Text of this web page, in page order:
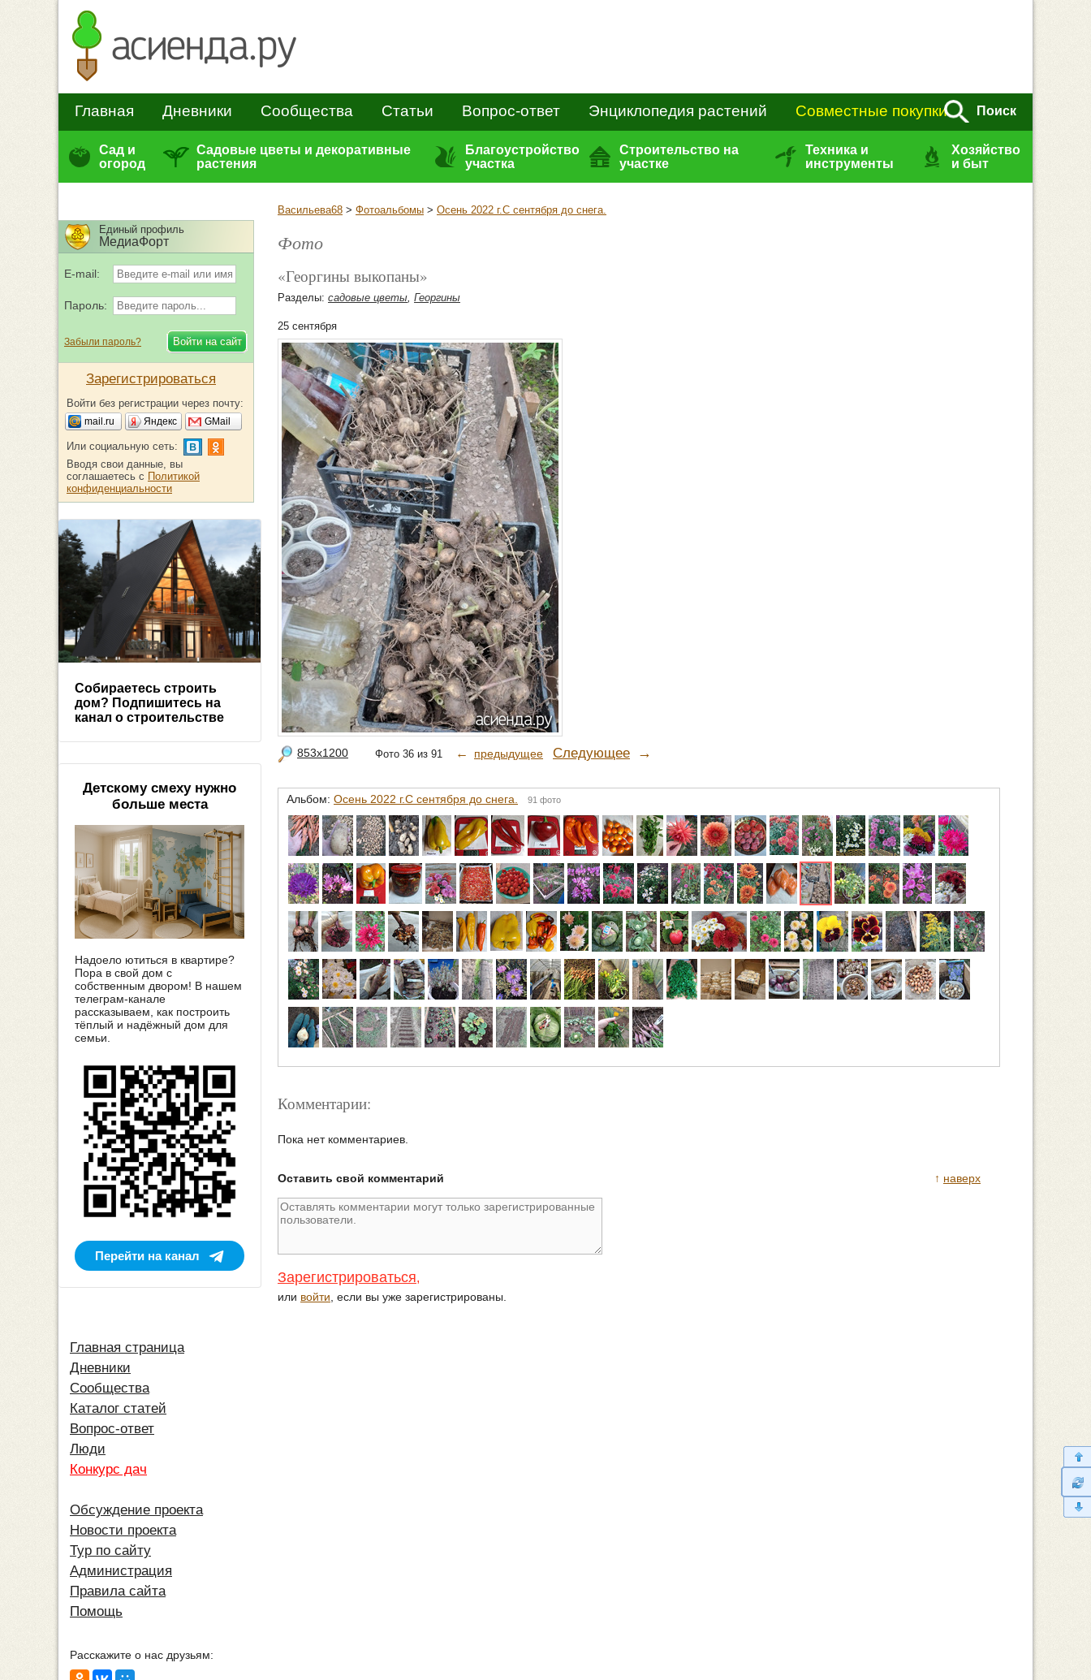
Главная Дневники Сообщества Статьи Вопрос-ответ Энциклопедия растений Совместные покупки Поиск
Сад и
огород
Садовые цветы и декоративные
растения
Благоустройство
участка
Строительство на
участке
Техника и
инструменты
Хозяйство
и быт
Васильева68 > Фотоальбомы > Осень 2022 г.С сентября до снега.
Фото
«Георгины выкопаны»
Разделы: садовые цветы, Георгины
25 сентября
853x1200 Фото 36 из 91 ← предыдущее Следующее →
Альбом: Осень 2022 г.С сентября до снега. 91 фото
Комментарии:
Пока нет комментариев.
↑ наверх
Оставить свой комментарий
Зарегистрироваться,
или войти , если вы уже зарегистрированы.
Единый профиль
МедиаФорт
E-mail:
Пароль:
Забыли пароль?
Зарегистрироваться
Войти без регистрации через почту:
mail.ru Яндекс GMail
Или социальную сеть:
Вводя свои данные, вы
соглашаетесь с Политикой
конфиденциальности
Собираетесь строить
дом? Подпишитесь на
канал о строительстве
Детскому смеху нужно
больше места
Надоело ютиться в квартире?
Пора в свой дом с
собственным двором! В нашем
телеграм-канале
рассказываем, как построить
тёплый и надёжный дом для
семьи.
Перейти на канал
Главная страница
Дневники
Сообщества
Каталог статей
Вопрос-ответ
Люди
Конкурс дач
Обсуждение проекта
Новости проекта
Тур по сайту
Администрация
Правила сайта
Помощь
Расскажите о нас друзьям: